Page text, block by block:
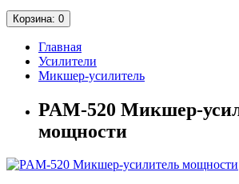
Корзина: 0
Главная
Усилители
Микшер-усилитель
PAM-520 Микшер-
мощности